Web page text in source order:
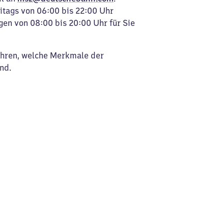
von 06:00 bis 22:00 Uhr
von 08:00 bis 20:00 Uhr für Sie
welche Merkmale der